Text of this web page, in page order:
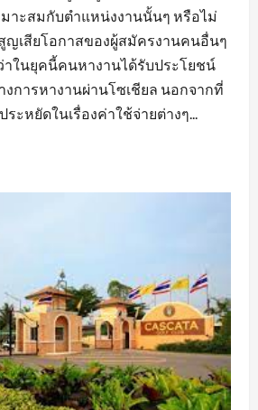
าะสมกับตำแหน่งงานนั้นๆ หรือไม่
ญเสียโอกาสของผู้สมัครงานคนอื่นๆ
าในยุคนี้คนหางานได้รับประโยชน์
การหางานผ่านโซเชียล นอกจากที่
ะหยัดในเรื่องค่าใช้จ่ายต่างๆ...